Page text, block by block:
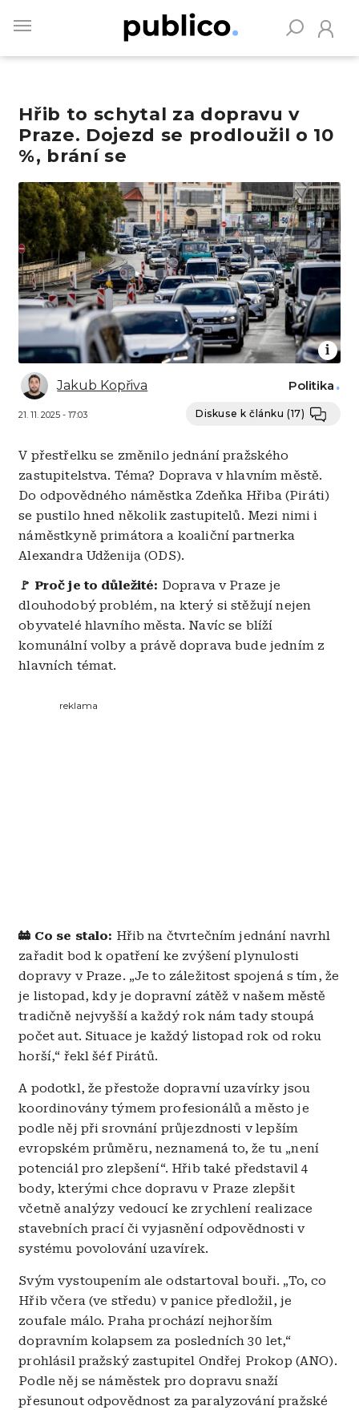
main
Hřib to schytal za dopravu v
Praze. Dojezd se prodloužil o 10
%, brání se
Obrázek
Jakub Kopřiva
21. 11. 2025 - 17:03
Politika
Diskuse k článku(17)
V přestřelku se změnilo jednání pražského
zastupitelstva. Téma? Doprava v hlavním městě.
Do odpovědného náměstka Zdeňka Hřiba (Piráti)
se pustilo hned několik zastupitelů. Mezi nimi i
náměstkyně primátora a koaliční partnerka
Alexandra Udženija (ODS).
🚩 Proč je to důležité: Doprava v Praze je
dlouhodobý problém, na který si stěžují nejen
obyvatelé hlavního města. Navíc se blíží
komunální volby a právě doprava bude jedním z
hlavních témat.
reklama
🚋 Co se stalo: Hřib na čtvrtečním jednání navrhl
zařadit bod k opatření ke zvýšení plynulosti
dopravy v Praze. „Je to záležitost spojená s tím, že
je listopad, kdy je dopravní zátěž v našem městě
tradičně nejvyšší a každý rok nám tady stoupá
počet aut. Situace je každý listopad rok od roku
horší,“ řekl šéf Pirátů.
A podotkl, že přestože dopravní uzavírky jsou
koordinovány týmem profesionálů a město je
podle něj při srovnání průjezdnosti v lepším
evropském průměru, neznamená to, že tu „není
potenciál pro zlepšení“. Hřib také představil 4
body, kterými chce dopravu v Praze zlepšit
včetně analýzy vedoucí ke zrychlení realizace
stavebních prací či vyjasnění odpovědnosti v
systému povolování uzavírek.
Svým vystoupením ale odstartoval bouři. „To, co
Hřib včera (ve středu) v panice předložil, je
zoufale málo. Praha prochází nejhorším
dopravním kolapsem za posledních 30 let,“
prohlásil pražský zastupitel Ondřej Prokop (ANO).
Podle něj se náměstek pro dopravu snaží
přesunout odpovědnost za paralyzování pražské
Vyhledávejte na Publiku